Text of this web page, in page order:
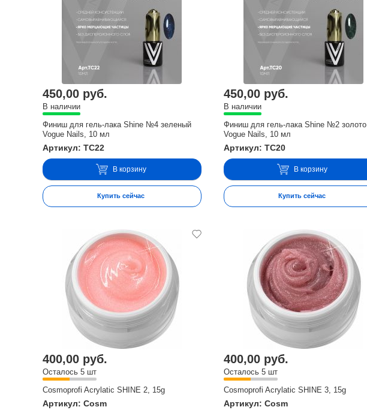
450,00 руб.
В наличии
Финиш для гель-лака Shine №4 зеленый
Vogue Nails, 10 мл
Артикул: TC22
В корзину
Купить сейчас
450,00 руб.
В наличии
Финиш для гель-лака Shine №2 золото
Vogue Nails, 10 мл
Артикул: TC20
В корзину
Купить сейчас
400,00 руб.
Осталось 5 шт
Cosmoprofi Acrylatic SHINE 2, 15g
Артикул: Cosm
400,00 руб.
Осталось 5 шт
Cosmoprofi Acrylatic SHINE 3, 15g
Артикул: Cosm